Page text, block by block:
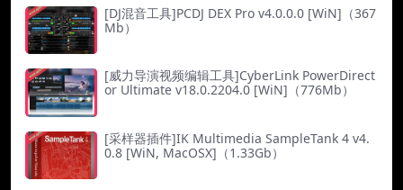
[DJ混音工具]PCDJ DEX Pro v4.0.0.0 [WiN]（367
Mb）
[威力导演视频编辑工具]CyberLink PowerDirect
or Ultimate v18.0.2204.0 [WiN]（776Mb）
[采样器插件]IK Multimedia SampleTank 4 v4.
0.8 [WiN, MacOSX]（1.33Gb）